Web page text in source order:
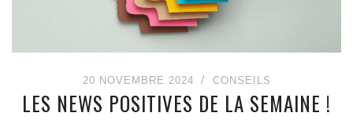
20 NOVEMBRE 2024 CONSEILS
LES NEWS POSITIVES DE LA SEMAINE !